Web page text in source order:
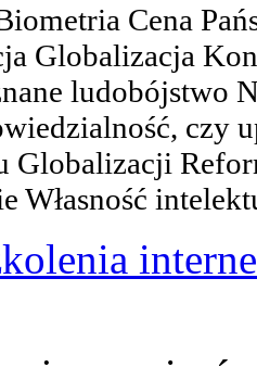
Cena
Globalizacja
ludobójstwo
czy
Globalizacji
Własność